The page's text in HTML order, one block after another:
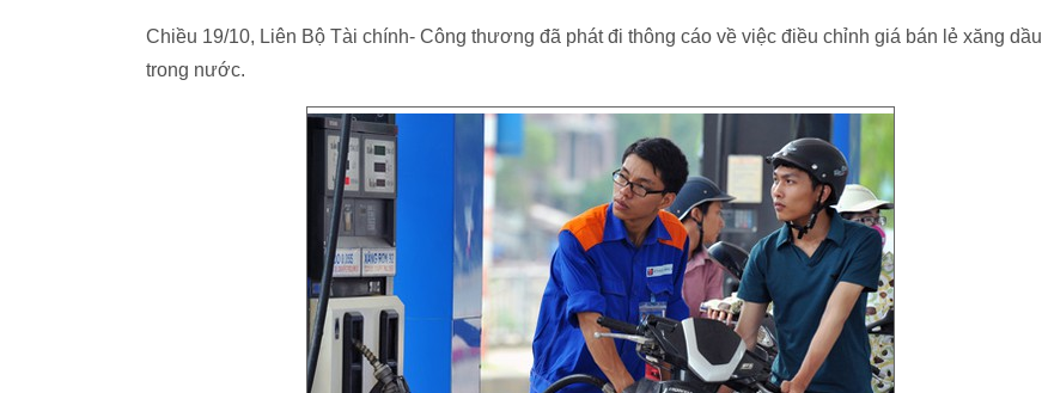
Chiều 19/10, Liên Bộ Tài chính- Công thương đã phát đi thông cáo về việc điều chỉnh giá bán lẻ xăng dầu
trong nước.